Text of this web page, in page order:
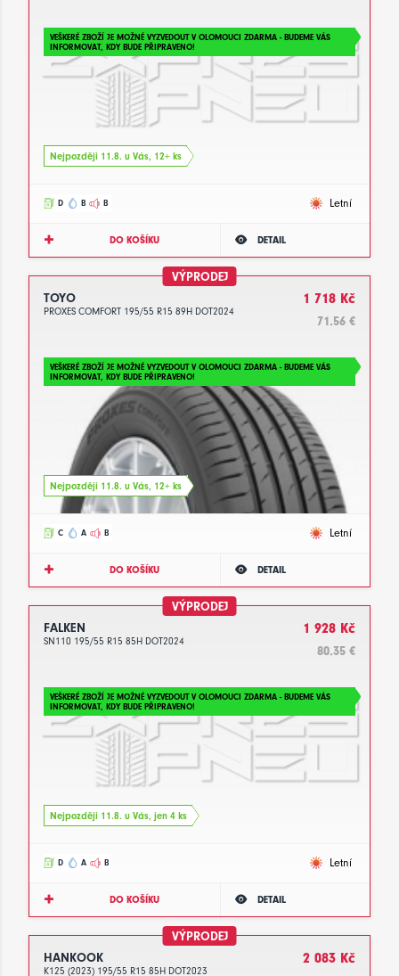
VEŠKERÉ ZBOŽÍ JE MOŽNÉ VYZVEDOUT V OLOMOUCI ZDARMA - BUDEME VÁS
INFORMOVAT, KDY BUDE PŘIPRAVENO!
Nejpozději 11.8. u Vás, 12+ ks
D B B Letní
DO KOŠÍKU DETAIL
VÝPRODEJ
TOYO
PROXES COMFORT 195/55 R15 89H DOT2024
1 718 Kč
71.56 €
VEŠKERÉ ZBOŽÍ JE MOŽNÉ VYZVEDOUT V OLOMOUCI ZDARMA - BUDEME VÁS
INFORMOVAT, KDY BUDE PŘIPRAVENO!
Nejpozději 11.8. u Vás, 12+ ks
C A B Letní
DO KOŠÍKU DETAIL
VÝPRODEJ
FALKEN
SN110 195/55 R15 85H DOT2024
1 928 Kč
80.35 €
VEŠKERÉ ZBOŽÍ JE MOŽNÉ VYZVEDOUT V OLOMOUCI ZDARMA - BUDEME VÁS
INFORMOVAT, KDY BUDE PŘIPRAVENO!
Nejpozději 11.8. u Vás, jen 4 ks
D A B Letní
DO KOŠÍKU DETAIL
VÝPRODEJ
HANKOOK
K125 (2023) 195/55 R15 85H DOT2023
2 083 Kč